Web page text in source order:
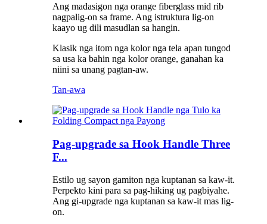
Ang madasigon nga orange fiberglass mid rib
nagpalig-on sa frame. Ang istruktura lig-on
kaayo ug dili masudlan sa hangin.
Klasik nga itom nga kolor nga tela apan tungod
sa usa ka bahin nga kolor orange, ganahan ka
niini sa unang pagtan-aw.
Tan-awa
Pag-upgrade sa Hook Handle Three
F...
Estilo ug sayon ​​gamiton nga kuptanan sa kaw-it.
Perpekto kini para sa pag-hiking ug pagbiyahe.
Ang gi-upgrade nga kuptanan sa kaw-it mas lig-
on.